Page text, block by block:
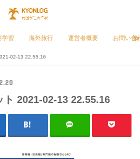
学習 海外旅行 運営者概要 お問い合
02-13 22.55.16
ト 2021-02-13 22.55.16